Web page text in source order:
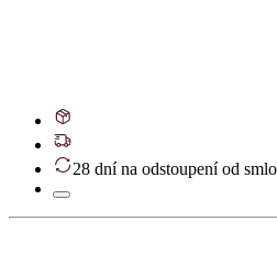
28 dní na odstoupení od